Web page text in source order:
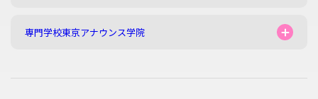
専門学校東京アナウンス学院